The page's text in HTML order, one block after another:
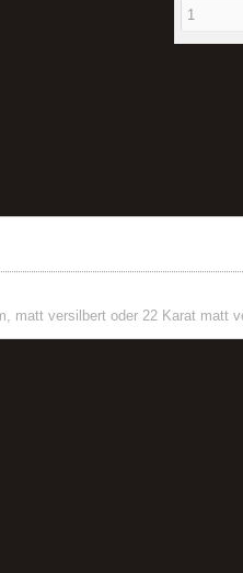
matt versilbert oder 22 Karat matt